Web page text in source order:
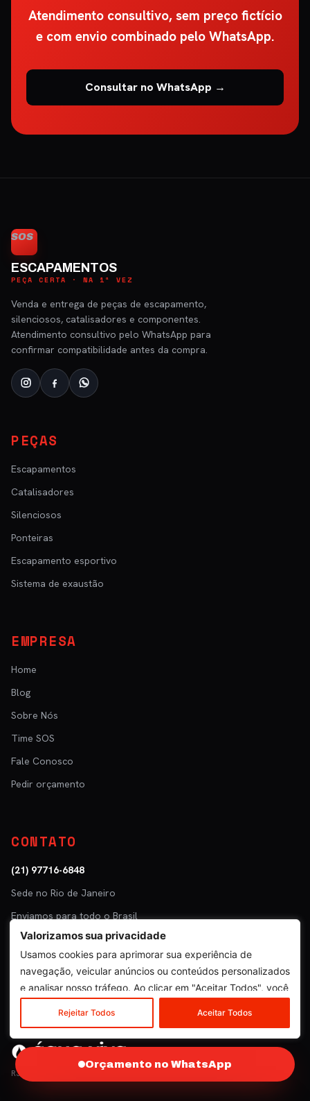
Valorizamos sua privacidade
Usamos cookies para aprimorar sua experiência de
navegação, veicular anúncios ou conteúdos personalizados
e analisar nosso tráfego. Ao clicar em "Aceitar Todos", você
Rejeitar Todos Aceitar Todos
Atendimento consultivo, sem preço fictício
e com envio combinado pelo WhatsApp.
Consultar no WhatsApp →
SOS
ESCAPAMENTOS
PEÇA CERTA · NA 1ª VEZ
Venda e entrega de peças de escapamento,
silenciosos, catalisadores e componentes.
Atendimento consultivo pelo WhatsApp para
confirmar compatibilidade antes da compra.
PEÇAS
Escapamentos
Catalisadores
Silenciosos
Ponteiras
Escapamento esportivo
Sistema de exaustão
EMPRESA
Home
Blog
Sobre Nós
Time SOS
Fale Conosco
Pedir orçamento
CONTATO
(21) 97716-6848
Sede no Rio de Janeiro
Enviamos para todo o Brasil
Parceiro: Tuper · Mastra
RJ · BRASIL
Orçamento no WhatsApp